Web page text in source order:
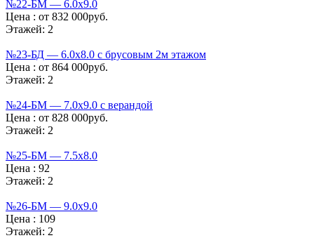
№22-БМ — 6.0х9.0
Цена : от 832 000руб.
Этажей: 2
№23-БД — 6.0х8.0 с брусовым 2м этажом
Цена : от 864 000руб.
Этажей: 2
№24-БМ — 7.0х9.0 с верандой
Цена : от 828 000руб.
Этажей: 2
№25-БМ — 7.5х8.0
Цена : 92
Этажей: 2
№26-БМ — 9.0х9.0
Цена : 109
Этажей: 2